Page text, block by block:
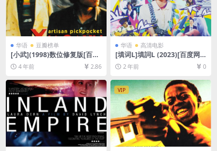
华语 豆瓣榜单
[小武](1998)数位修复版[百度
网盘+迅雷云盘资源1080P超
清未删减][MP4/6.4GB][中文
4 年前 2.86
华语 高清电影
[填词L]填詞L (2023)[百度网
盘+夸克网盘1080P超清未删
减资源][网盘在线播放/下载]
2 年前 0
VIP